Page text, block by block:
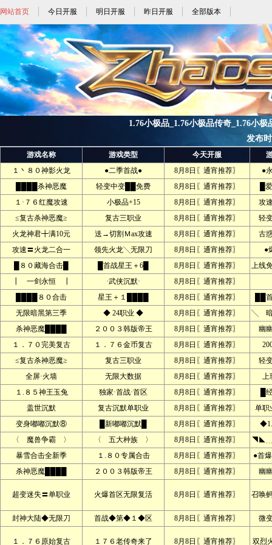
网站首页 今日开服 明日开服 昨日开服 全部版本
1.76小极品_1.76小极品传奇_1.76小
发布
游戏名称 游戏类型 今天开服
１丶８０神影火龙
●二季首战● 8月8日〖通宵推荐〗
●
████杀神恶魔
轻变中变██免费 8月8日〖通宵推荐〗
█
１·７６红魔攻速
小极品+15 8月8日〖通宵推荐〗
攻
≤复古杀神恶魔≥
复古三职业 8月8日〖通宵推荐〗
轻
火龙神君╋满10元
送→切割Ｍax攻速 8月8日〖通宵推荐〗
古
攻速〓火龙二合一
领先火龙╲无限刀 8月8日〖通宵推荐〗
●
█８０藏海合击█
█首战星王＋6█ 8月8日〖通宵推荐〗
上线
┃ 一剑永恒 ┃
·武侠沉默·
8月8日〖通宵推荐〗
████８０合击
星王＋１████ 8月8日〖通宵推荐〗
██
无限暗黑第三季
◆ 24职业 ◆ 8月8日〖通宵推荐〗
╲ 暗
杀神恶魔████
２００３韩版帝王 8月8日〖通宵推荐〗
幽
１．７０完美复古
１．７６金币复古 8月8日〖通宵推荐〗
≤复古杀神恶魔≥
复古三职业 8月8日〖通宵推荐〗
轻
全屏·火墙
无限大数据 8月8日〖通宵推荐〗
上
１.８５神王玉兔
独家·首战·首区 8月8日〖通宵推荐〗
█
盖世沉默
复古沉默单职业 8月8日〖通宵推荐〗
单职
变身嘟嘟沉默⑧
█新嘟嘟沉默█ 8月8日〖通宵推荐〗
〈 魔兽争霸 〉
〈 五大种族 〉 8月8日〖通宵推荐〗
暴雪合击全新季
１.８０专属合击 8月8日〖通宵推荐〗
●首
杀神恶魔████
２００３韩版帝王 8月8日〖通宵推荐〗 幽
超变迷失〓单职业 火爆首区无限复活 8月8日〖通宵推荐〗 召唤
封神大陆◆无限刀 首战◆第◆１◆区 8月8日〖通宵推荐〗 微
１．７６原始复古 １７６老传奇来了 8月8日〖通宵推荐〗 双烈